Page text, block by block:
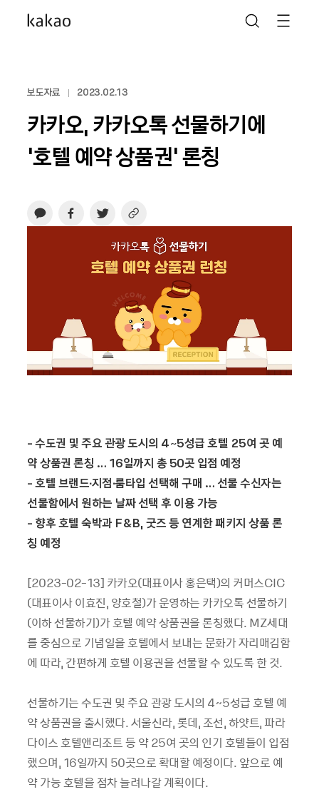
보도자료 2023.02.13
카카오, 카카오톡 선물하기에
‘호텔 예약 상품권’ 론칭
-수도권 및 주요 관광 도시의 4~5성급 호텔 25여 곳 예
약 상품권 론칭 … 16일까지 총 50곳 입점 예정
-호텔 브랜드∙지점∙룸타입 선택해 구매 … 선물 수신자는
선물함에서 원하는 날짜 선택 후 이용 가능
- 향후 호텔 숙박과 F&B, 굿즈 등 연계한 패키지 상품 론
칭 예정
[2023-02-13] 카카오(대표이사 홍은택)의 커머스CIC
(대표이사 이효진, 양호철)가 운영하는 카카오톡 선물하기
(이하 선물하기)가 호텔 예약 상품권을 론칭했다. MZ세대
를 중심으로 기념일을 호텔에서 보내는 문화가 자리매김함
에 따라, 간편하게 호텔 이용권을 선물할 수 있도록 한 것.
선물하기는 수도권 및 주요 관광 도시의 4~5성급 호텔 예
약 상품권을 출시했다. 서울신라, 롯데, 조선, 하얏트, 파라
다이스 호텔앤리조트 등 약 25여 곳의 인기 호텔들이 입점
했으며, 16일까지 50곳으로 확대할 예정이다. 앞으로 예
약 가능 호텔을 점차 늘려나갈 계획이다.